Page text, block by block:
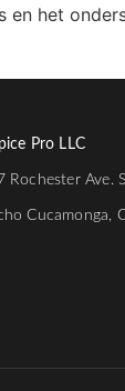
het
Pro LLC
Rochester Ave.
Cucamonga,